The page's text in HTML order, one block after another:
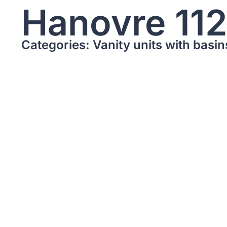
Hanovre
Categories: Vanity units with